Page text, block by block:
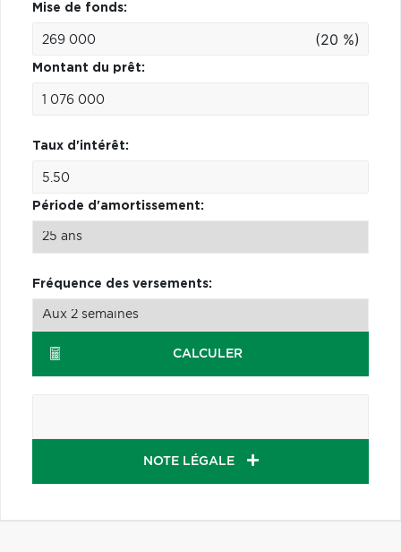
Mise de fonds:
(20 %)
Montant du prêt:
Taux d'intérêt:
Période d'amortissement:
Fréquence des versements:
CALCULER
NOTE LÉGALE